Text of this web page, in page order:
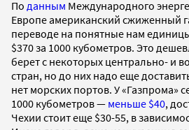
По данным Международного
Европе американский сжиженный
переводе на понятные нам
$370 за 1000 кубометров. Это
берет с некоторых центрально- и
стран, но до них надо еще
нет морских портов. У «Газпрома»
1000 кубометров — меньше $40,
Чехии стоит еще $30-55, в